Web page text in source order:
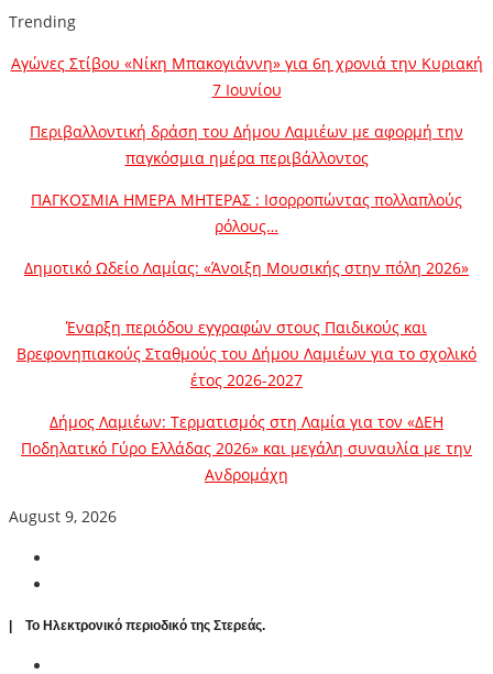
Trending
Αγώνες Στίβου «Νίκη Μπακογιάννη» για 6η χρονιά την Κυριακή
7 Ιουνίου
Περιβαλλοντική δράση του Δήμου Λαμιέων με αφορμή την
παγκόσμια ημέρα περιβάλλοντος
ΠΑΓΚΟΣΜΙΑ ΗΜΕΡΑ ΜΗΤΕΡΑΣ : Ισορροπώντας πολλαπλούς
ρόλους…
Δημοτικό Ωδείο Λαμίας: «Άνοιξη Μουσικής στην πόλη 2026»
Έναρξη περιόδου εγγραφών στους Παιδικούς και
Βρεφονηπιακούς Σταθμούς του Δήμου Λαμιέων για το σχολικό
έτος 2026-2027
Δήμος Λαμιέων: Τερματισμός στη Λαμία για τον «ΔΕΗ
Ποδηλατικό Γύρο Ελλάδας 2026» και μεγάλη συναυλία με την
Ανδρομάχη
August 9, 2026
| To Ηλεκτρονικό περιοδικό της Στερεάς.